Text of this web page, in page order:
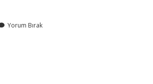
Yorum Bırak